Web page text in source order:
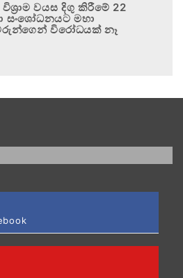
වයස දිගු කිරීමේ 22
සංශෝධනයට මහා
විරෝධයක් නෑ